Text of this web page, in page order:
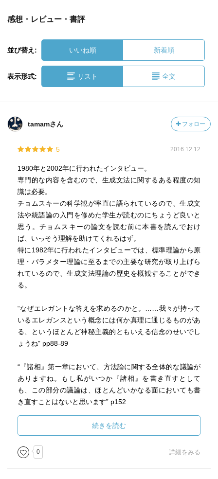
感想・レビュー・書評
並び替え: いいね順 新着順
表示形式: リスト 全文
tamamさん フォロー
5 2016.12.12
1980年と2002年に行われたインタビュー。
専門的な内容を含むので、生成文法に関するある程度の知
識は必要。
チョムスキーの科学観が率直に語られているので、生成文
法や統語論の入門を修めた学生が読むのにちょうど良いと
思う。チョムスキーの論文を読む前に本書を読んでおけ
ば、いっそう理解を助けてくれるはず。
特に1982年に行われたインタビューでは、標準理論から原
理・パラメター理論に至るまでの主要な研究が取り上げら
れているので、生成文法理論の歴史を概観することができ
る。
“なぜエレガントな答えを求めるのかと。……我々が持って
いるエレガンスという概念には何か真理に通じるものがあ
る、というほとんど神秘主義的ともいえる信念のせいでし
ょうね” pp88-89
“『諸相』第一章において、方法論に関する全体的な議論が
ありますね。もし私がいつか『諸相』を書き直すとして
も、この部分の議論は、ほとんどいかなる面においても書
き直すことはないと思います” p152
“説明ということの方がデータの範囲を全体に拡げることよ
りも、ずっと重要であるというように感じてはいます”
p192
続きを読む
0 詳細をみる